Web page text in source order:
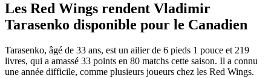
Les Red Wings rendent Vladimir
Tarasenko disponible pour le Canadien
Tarasenko, âgé de 33 ans, est un ailier de 6 pieds 1 pouce et 219
livres, qui a amassé 33 points en 80 matchs cette saison. Il a connu
une année difficile, comme plusieurs joueurs chez les Red Wings.